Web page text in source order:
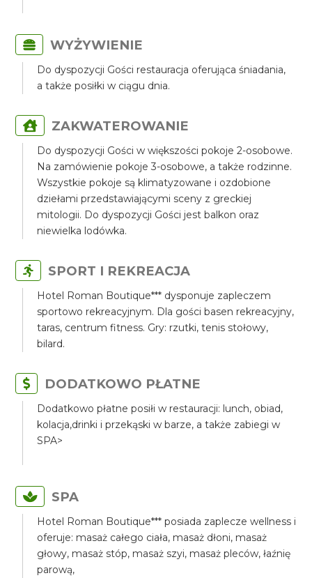
WYŻYWIENIE
Do dyspozycji Gości restauracja oferująca śniadania,
a także posiłki w ciągu dnia.
ZAKWATEROWANIE
Do dyspozycji Gości w większości pokoje 2-osobowe.
Na zamówienie pokoje 3-osobowe, a także rodzinne.
Wszystkie pokoje są klimatyzowane i ozdobione
dziełami przedstawiającymi sceny z greckiej
mitologii. Do dyspozycji Gości jest balkon oraz
niewielka lodówka.
SPORT I REKREACJA
Hotel Roman Boutique*** dysponuje zapleczem
sportowo rekreacyjnym. Dla gości basen rekreacyjny,
taras, centrum fitness. Gry: rzutki, tenis stołowy,
bilard.
DODATKOWO PŁATNE
Dodatkowo płatne posiłi w restauracji: lunch, obiad,
kolacja,drinki i przekąski w barze, a także zabiegi w
SPA>
SPA
Hotel Roman Boutique*** posiada zaplecze wellness i
oferuje: masaż całego ciała, masaż dłoni, masaż
głowy, masaż stóp, masaż szyi, masaż pleców, łaźnię
parową,